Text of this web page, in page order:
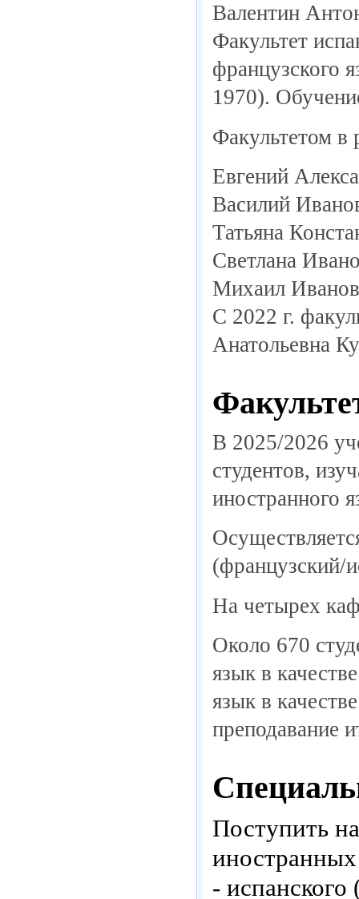
Валентин
Факультет
французского
1970).
Факультетом в
Евгений
Василий
Татьяна
Светлана
Михаил
С 2022 г.
Анатольевна
В 2025/2026
студентов,
иностранного
(французский/
На четырех
Около 670
язык в
язык в
преподавание
Поступить
- испанского